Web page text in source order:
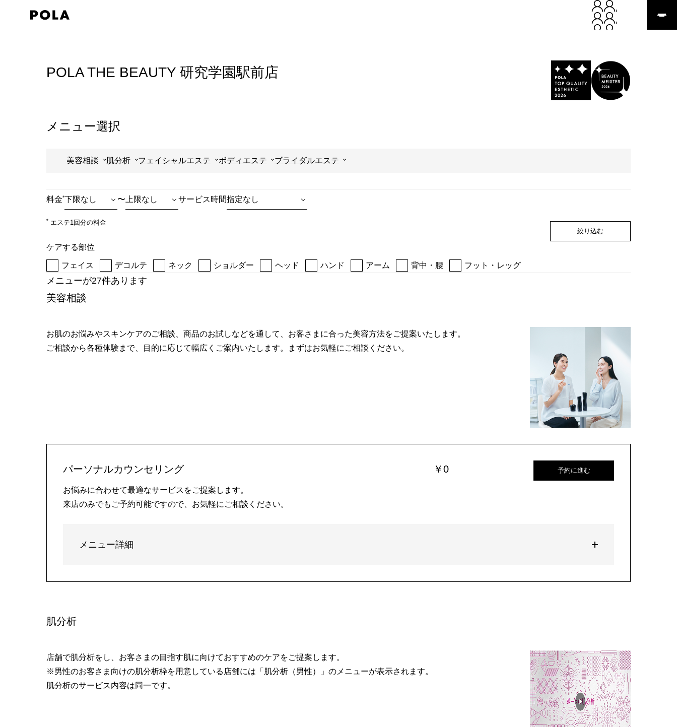
POLA THE BEAUTY 研究学園駅前店
メニュー選択
美容相談 肌分析 フェイシャルエステ ボディエステ ブライダルエステ
料金* 〜 サービス時間
* エステ1回分の料金
ケアする部位
フェイス デコルテ ネック ショルダー ヘッド ハンド アーム 背中・腰 フット・レッグ
絞り込む
メニューが27件あります
美容相談
お肌のお悩みやスキンケアのご相談、商品のお試しなどを通して、お客さまに合った美容方法をご提案いたします。
ご相談から各種体験まで、目的に応じて幅広くご案内いたします。まずはお気軽にご相談ください。
パーソナルカウンセリング ￥0
お悩みに合わせて最適なサービスをご提案します。
来店のみでもご予約可能ですので、お気軽にご相談ください。
予約に進む
メニュー詳細
肌分析
店舗で肌分析をし、お客さまの目指す肌に向けておすすめのケアをご提案します。
※男性のお客さま向けの肌分析枠を用意している店舗には「肌分析（男性）」のメニューが表示されます。
肌分析のサービス内容は同一です。